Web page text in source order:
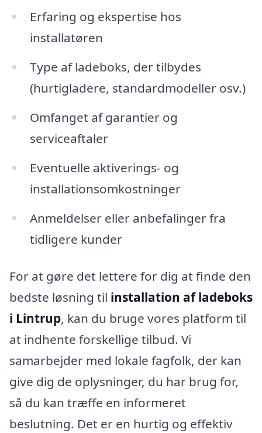
Erfaring og ekspertise hos
installatøren
Type af ladeboks, der tilbydes
(hurtigladere, standardmodeller osv.)
Omfanget af garantier og
serviceaftaler
Eventuelle aktiverings- og
installationsomkostninger
Anmeldelser eller anbefalinger fra
tidligere kunder
For at gøre det lettere for dig at finde den
bedste løsning til installation af ladeboks
i Lintrup, kan du bruge vores platform til
at indhente forskellige tilbud. Vi
samarbejder med lokale fagfolk, der kan
give dig de oplysninger, du har brug for,
så du kan træffe en informeret
beslutning. Det er en hurtig og effektiv